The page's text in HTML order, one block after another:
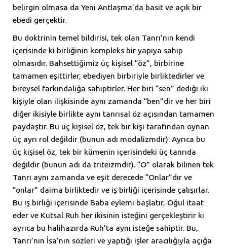
belirgin olmasa da Yeni Antlaşma’da basit ve açık bir
ebedi gerçektir.
Bu doktrinin temel bildirisi, tek olan Tanrı’nın kendi
içerisinde ki birliğinin kompleks bir yapıya sahip
olmasıdır. Bahsettiğimiz üç kişisel “öz”, birbirine
tamamen eşittirler, ebediyen birbiriyle birliktedirler ve
bireysel farkındalığa sahiptirler. Her biri “sen” dediği iki
kişiyle olan ilişkisinde aynı zamanda “ben”dir ve her biri
diğer ikisiyle birlikte aynı tanrısal öz açısından tamamen
paydaştır. Bu üç kişisel öz, tek bir kişi tarafından oynan
üç ayrı rol değildir (bunun adı modalizmdir). Ayrıca bu
üç kişisel öz, tek bir kümenin içerisindeki üç tanrıda
değildir (bunun adı da triteizmdir). “O” olarak bilinen tek
Tanrı aynı zamanda ve eşit derecede “Onlar”dır ve
“onlar” daima birliktedir ve iş birliği içerisinde çalışırlar.
Bu iş birliği içerisinde Baba eylemi başlatır, Oğul itaat
eder ve Kutsal Ruh her ikisinin isteğini gerçekleştirir ki
ayrıca bu halihazırda Ruh’ta aynı isteğe sahiptir. Bu,
Tanrı’nın İsa’nın sözleri ve yaptığı işler aracılığıyla açığa